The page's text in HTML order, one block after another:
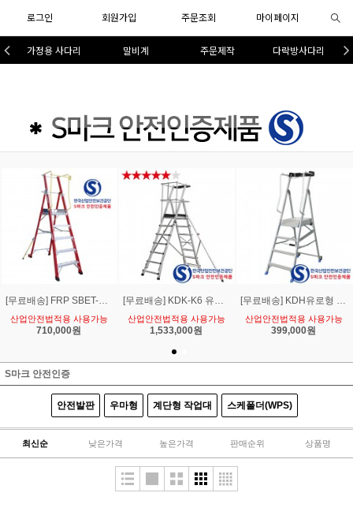
로그인 회원가입 주문조회 마이페이지
가정용 사다리 말비계 주문제작 다락방사다리
[무료배송] FRP SBET-105안전 작업사다리 5단 말비계 비전도체 절연사다리
산업안전법적용 사용가능
710,000원
[무료배송] KDK-K6 유로형 안전가드 발판작업대 말비계 6단 사다리
산업안전법적용 사용가능
1,533,000원
[무료배송] KDH유로형 안전발판 사다리[3단~5단]
산업안전법적용 사용가능
399,000원
S마크 안전인증
안전발판 우마형 계단형 작업대 스케폴더(WPS)
최신순 낮은가격 높은가격 판매순위 상품명